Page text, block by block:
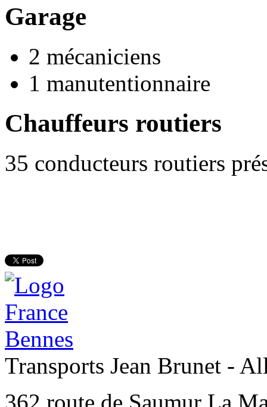
Garage
2 mécaniciens
1 manutentionnaire
Chauffeurs routiers
35 conducteurs routiers
Transports Jean Brunet -